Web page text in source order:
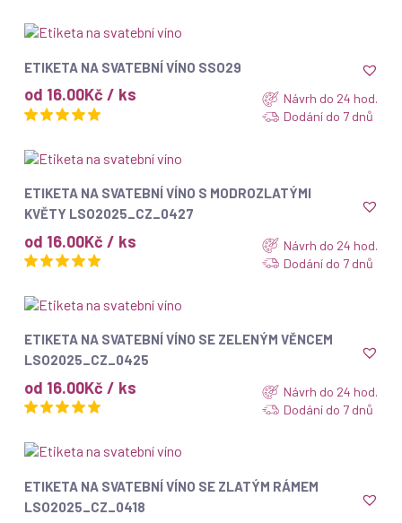
ZOBRAZIT
ETIKETA NA SVATEBNÍ VÍNO SSO29
od 16.00Kč / ks
Návrh do 24 hod.
Dodání do 7 dnů
ZOBRAZIT
ETIKETA NA SVATEBNÍ VÍNO S MODROZLATÝMI
KVĚTY LSO2025_CZ_0427
od 16.00Kč / ks
Návrh do 24 hod.
Dodání do 7 dnů
ZOBRAZIT
ETIKETA NA SVATEBNÍ VÍNO SE ZELENÝM VĚNCEM
LSO2025_CZ_0425
od 16.00Kč / ks
Návrh do 24 hod.
Dodání do 7 dnů
ZOBRAZIT
ETIKETA NA SVATEBNÍ VÍNO SE ZLATÝM RÁMEM
LSO2025_CZ_0418